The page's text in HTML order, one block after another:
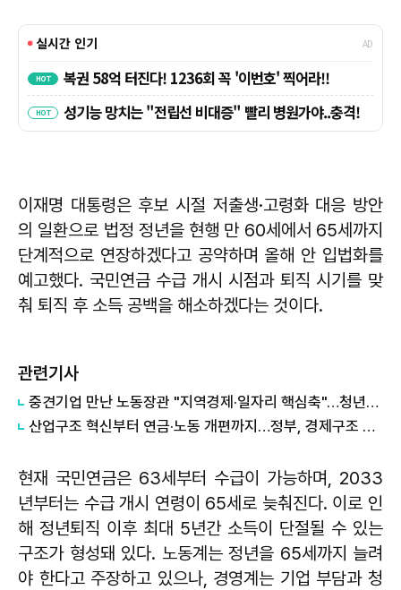
이재명 대통령은 후보 시절 저출생·고령화 대응 방안
의 일환으로 법정 정년을 현행 만 60세에서 65세까지
단계적으로 연장하겠다고 공약하며 올해 안 입법화를
예고했다. 국민연금 수급 개시 시점과 퇴직 시기를 맞
춰 퇴직 후 소득 공백을 해소하겠다는 것이다.
관련기사
중견기업 만난 노동장관 "지역경제·일자리 핵심축"…청년채용 등 논의
산업구조 혁신부터 연금·노동 개편까지…정부, 경제구조 개편 착수
현재 국민연금은 63세부터 수급이 가능하며, 2033
년부터는 수급 개시 연령이 65세로 늦춰진다. 이로 인
해 정년퇴직 이후 최대 5년간 소득이 단절될 수 있는
구조가 형성돼 있다. 노동계는 정년을 65세까지 늘려
야 한다고 주장하고 있으나, 경영계는 기업 부담과 청